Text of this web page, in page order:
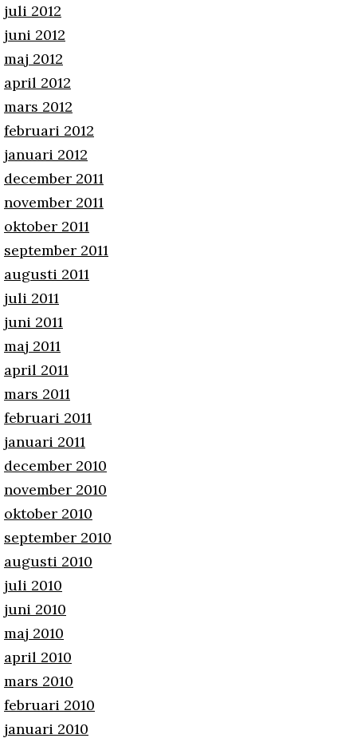
juli 2012
juni 2012
maj 2012
april 2012
mars 2012
februari 2012
januari 2012
december 2011
november 2011
oktober 2011
september 2011
augusti 2011
juli 2011
juni 2011
maj 2011
april 2011
mars 2011
februari 2011
januari 2011
december 2010
november 2010
oktober 2010
september 2010
augusti 2010
juli 2010
juni 2010
maj 2010
april 2010
mars 2010
februari 2010
januari 2010